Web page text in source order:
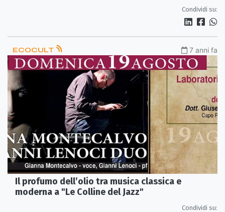
Condividi su:
ECOCULT 7 anni fa
Il profumo dell’olio tra musica classica e
moderna a "Le Colline del Jazz"
Condividi su: